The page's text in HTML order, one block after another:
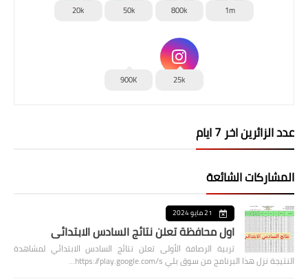
1m
800k
50k
20k
25k
900K
عدد الزائرين اخر 7 ايام
المشاركات الشائعة
21 مايو 2024
اول محافظة تعلن نتائج السادس الابتدائي
تربية الرصافة الأولى تعلن نتائج السادس الابتدائي لمشاهدة
النتيجة نزل هذا البرنامج من سوق بلي https://play.google.com/s…